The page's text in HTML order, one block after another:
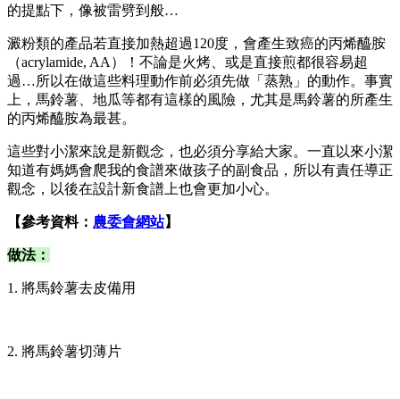
的提點下，像被雷劈到般…
澱粉類的產品若直接加熱超過120度，會產生致癌的丙烯醯胺
（acrylamide, AA）！不論是火烤、或是直接煎都很容易超
過…所以在做這些料理動作前必須先做「蒸熟」的動作。事實
上，馬鈴薯、地瓜等都有這樣的風險，尤其是馬鈴薯的所產生
的丙烯醯胺為最甚。
這些對小潔來說是新觀念，也必須分享給大家。一直以來小潔
知道有媽媽會爬我的食譜來做孩子的副食品，所以有責任導正
觀念，以後在設計新食譜上也會更加小心。
【參考資料： 農委會網站】
做法：
1. 將馬鈴薯去皮備用
2. 將馬鈴薯切薄片